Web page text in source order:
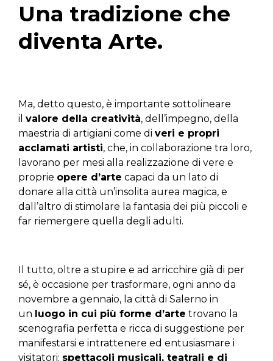
Una tradizione che
diventa Arte.
Ma, detto questo, è importante sottolineare
il valore della creatività, dell’impegno, della
maestria di artigiani come di veri e propri
acclamati artisti, che, in collaborazione tra loro,
lavorano per mesi alla realizzazione di vere e
proprie opere d’arte capaci da un lato di
donare alla città un’insolita aurea magica, e
dall’altro di stimolare la fantasia dei più piccoli e
far riemergere quella degli adulti.
Il tutto, oltre a stupire e ad arricchire già di per
sé, è occasione per trasformare, ogni anno da
novembre a gennaio, la città di Salerno in
un luogo in cui più forme d’arte trovano la
scenografia perfetta e ricca di suggestione per
manifestarsi e intrattenere ed entusiasmare i
visitatori: spettacoli musicali, teatrali e di